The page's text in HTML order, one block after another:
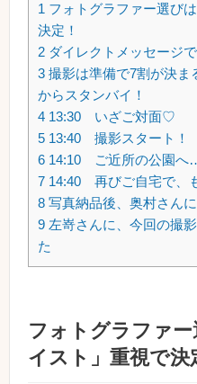
1 フォトグラファー選び
決定！
2 ダイレクトメッセージ
3 撮影は準備で7割が決
からスタンバイ！
4 13:30 いざご対面♡
5 13:40 撮影スタート！
6 14:10 ご近所の公園
7 14:40 再びご自宅で、
8 写真納品後、奥村さん
9 左嵜さんに、今回の撮
た
フォトグラファ
イスト」重視で決